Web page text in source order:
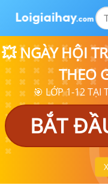
💥 NGÀY HỘI
THEO
🎯 LỚP 1-12 TẠI
BẮT